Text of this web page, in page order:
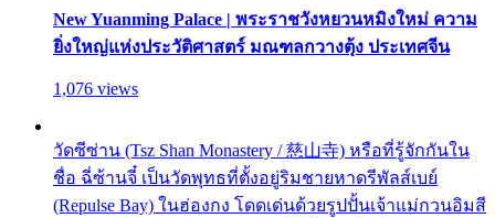
New Yuanming Palace | พระราชวังหยวนหมิงใหม่ ความ
ยิ่งใหญ่แห่งประวัติศาสตร์ มณฑลกวางตุ้ง ประเทศจีน
1,076 views
วัดซีซ่าน (Tsz Shan Monastery / 慈山寺) หรือที่รู้จักกันใน
ชื่อ ฉี่ซ้านจี๋ เป็นวัดพุทธที่ตั้งอยู่ริมชายหาดรีพัลส์เบย์
(Repulse Bay) ในฮ่องกง โดดเด่นด้วยรูปปั้นเจ้าแม่กวนอิมสี